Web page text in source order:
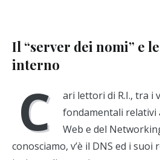
Il “server dei nomi” e
interno
C
ari lettori di R.I., tra i
fondamentali relativi
Web e del
conosciamo, v’è il DNS ed i suoi